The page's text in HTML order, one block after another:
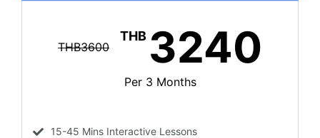
THB3600
THB 3240
Per 3 Months
15-45 Mins Interactive Lessons